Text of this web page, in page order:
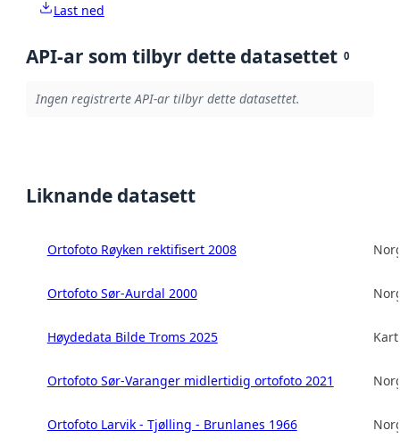
Last ned
API-ar som tilbyr dette datasettet 0
Ingen registrerte API-ar tilbyr dette datasettet.
Liknande datasett
Ortofoto Røyken rektifisert 2008
Ortofoto Sør-Aurdal 2000
Høydedata Bilde Troms 2025
Ortofoto Sør-Varanger midlertidig ortofoto 2021
Ortofoto Larvik - Tjølling - Brunlanes 1966